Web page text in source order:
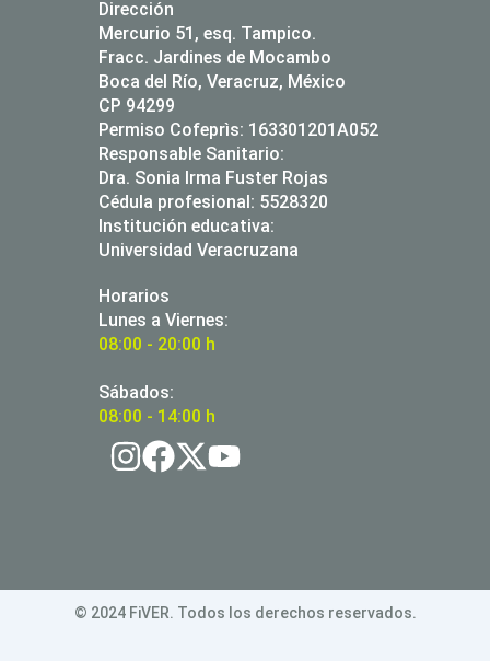
Dirección
Mercurio 51, esq. Tampico.
Fracc. Jardines de Mocambo
Boca del Río, Veracruz, México
CP 94299
Permiso Cofeprìs: 163301201A052
Responsable Sanitario:
Dra. Sonia Irma Fuster Rojas
Cédula profesional: 5528320
Institución educativa:
Universidad Veracruzana
Horarios
Lunes a Viernes:
08:00 - 20:00 h
Sábados:
08:00 - 14:00 h
© 2024 FiVER. Todos los derechos reservados.